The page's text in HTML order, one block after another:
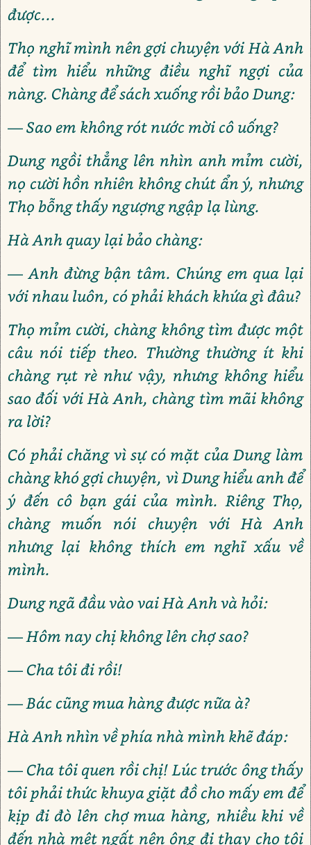
được...
Thọ nghĩ mình nên gợi chuyện với Hà Anh
để tìm hiểu những điều nghĩ ngợi của
nàng. Chàng để sách xuống rồi bảo Dung:
— Sao em không rót nước mời cô uống?
Dung ngồi thẳng lên nhìn anh mỉm cười,
nọ cười hồn nhiên không chút ẩn ý, nhưng
Thọ bỗng thấy ngượng ngập lạ lùng.
Hà Anh quay lại bảo chàng:
— Anh đừng bận tâm. Chúng em qua lại
với nhau luôn, có phải khách khứa gì đâu?
Thọ mỉm cười, chàng không tìm được một
câu nói tiếp theo. Thường thường ít khi
chàng rụt rè như vậy, nhưng không hiểu
sao đối với Hà Anh, chàng tìm mãi không
ra lời?
Có phải chăng vì sự có mặt của Dung làm
chàng khó gợi chuyện, vì Dung hiểu anh để
ý đến cô bạn gái của mình. Riêng Thọ,
chàng muốn nói chuyện với Hà Anh
nhưng lại không thích em nghĩ xấu về
mình.
Dung ngã đầu vào vai Hà Anh và hỏi:
— Hôm nay chị không lên chợ sao?
— Cha tôi đi rồi!
— Bác cũng mua hàng được nữa à?
Hà Anh nhìn về phía nhà mình khẽ đáp:
— Cha tôi quen rồi chị! Lúc trước ông thấy
tôi phải thức khuya giặt đồ cho mấy em để
kịp đi đò lên chợ mua hàng, nhiều khi về
đến nhà mệt ngất nên ông đi thay cho tôi